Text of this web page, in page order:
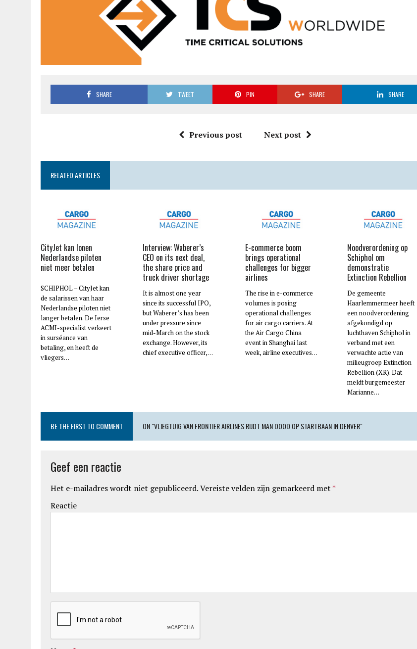
SHARE TWEET PIN SHARE SHARE
Previous post Next post
RELATED ARTICLES
CityJet kan lonen
Nederlandse piloten
niet meer betalen
SCHIPHOL – CityJet kan
de salarissen van haar
Nederlandse piloten niet
langer betalen. De Ierse
ACMI-specialist verkeert
in surséance van
betaling, en heeft de
vliegers…
Interview: Waberer’s
CEO on its next deal,
the share price and
truck driver shortage
It is almost one year
since its successful IPO,
but Waberer’s has been
under pressure since
mid-March on the stock
exchange. However, its
chief executive officer,…
E-commerce boom
brings operational
challenges for bigger
airlines
The rise in e-commerce
volumes is posing
operational challenges
for air cargo carriers. At
the Air Cargo China
event in Shanghai last
week, airline executives…
Noodverordening op
Schiphol om
demonstratie
Extinction Rebellion
De gemeente
Haarlemmermeer heeft
een noodverordening
afgekondigd op
luchthaven Schiphol in
verband met een
verwachte actie van
milieugroep Extinction
Rebellion (XR). Dat
meldt burgemeester
Marianne…
BE THE FIRST TO COMMENT ON "VLIEGTUIG VAN FRONTIER AIRLINES RIJDT MAN DOOD OP STARTBAAN IN DENVER"
Geef een reactie
Het e-mailadres wordt niet gepubliceerd.Vereiste velden zijn gemarkeerd met *
Reactie